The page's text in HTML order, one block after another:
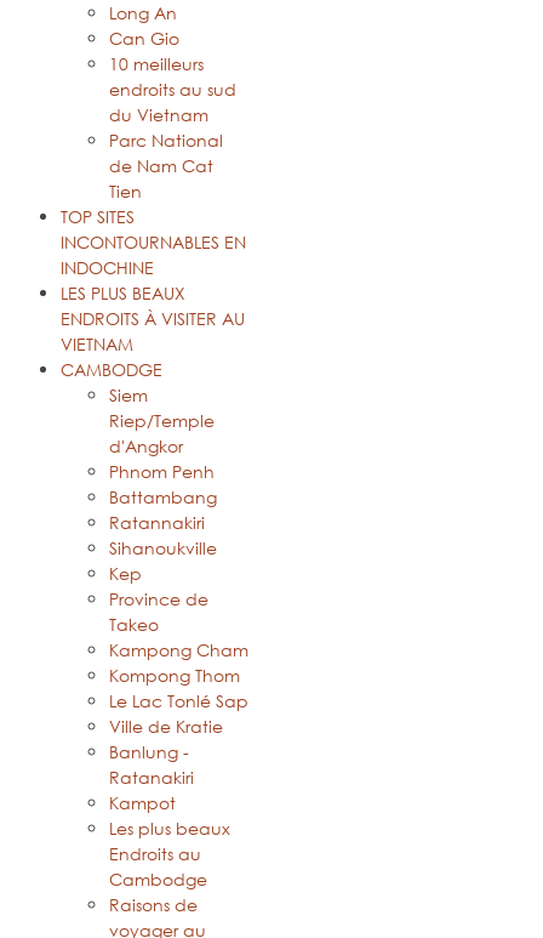
Long An
Can Gio
10 meilleurs
endroits au sud
du Vietnam
Parc National
de Nam Cat
Tien
TOP SITES
INCONTOURNABLES EN
INDOCHINE
LES PLUS BEAUX
ENDROITS À VISITER AU
VIETNAM
CAMBODGE
Siem
Riep/Temple
d'Angkor
Phnom Penh
Battambang
Ratannakiri
Sihanoukville
Kep
Province de
Takeo
Kampong Cham
Kompong Thom
Le Lac Tonlé Sap
Ville de Kratie
Banlung -
Ratanakiri
Kampot
Les plus beaux
Endroits au
Cambodge
Raisons de
voyager au